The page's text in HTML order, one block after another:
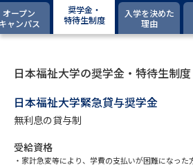
過去問題集
専門学校の資料請求
オープン
ャンパス
奨学金・
特待生制度
入学を決めた
理由
日本福祉大学の奨学金・特待生制度
日本福祉大学緊急貸与奨学金
無利息の貸与制
受給資格
・家計急変等により、学費の支払いが困難になった